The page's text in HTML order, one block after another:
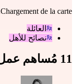
Chargement de la carte...
العائلة
نصائح للأهل
11 مُساهم عمل على هذه الصفحة